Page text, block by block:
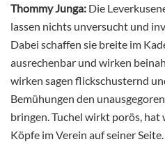
Thommy Junga: Die
lassen nichts unversucht und
Dabei schaffen sie breite im
ausrechenbar und wirken
wirken sagen flickschusternd
Bemühungen den
bringen. Tuchel wirkt porös,
Köpfe im Verein auf seiner